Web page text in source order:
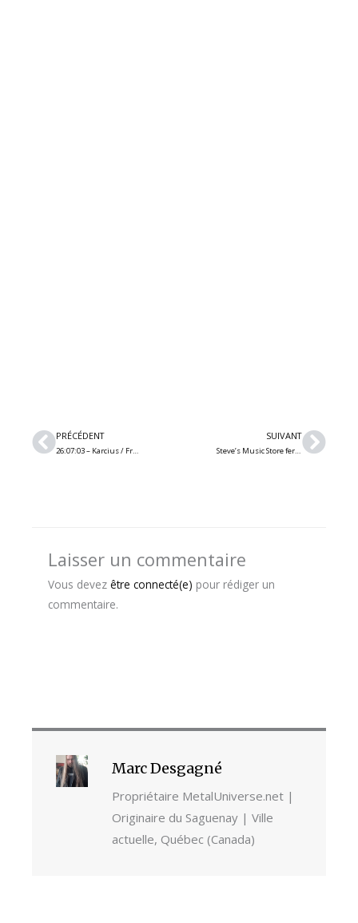
Précédent
PRÉCÉDENT
26:07:03 – Karcius / Fracturus / Chronochromie / Seventh (Québec)
SUIVANT
Steve’s Music Store ferme sa dernière succursale du centre-ville de Montréal
Laisser un commentaire
Vous devez être connecté(e) pour rédiger un
commentaire.
Marc Desgagné
Propriétaire MetalUniverse.net |
Originaire du Saguenay | Ville
actuelle, Québec (Canada)